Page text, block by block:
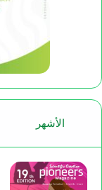
الأشهر